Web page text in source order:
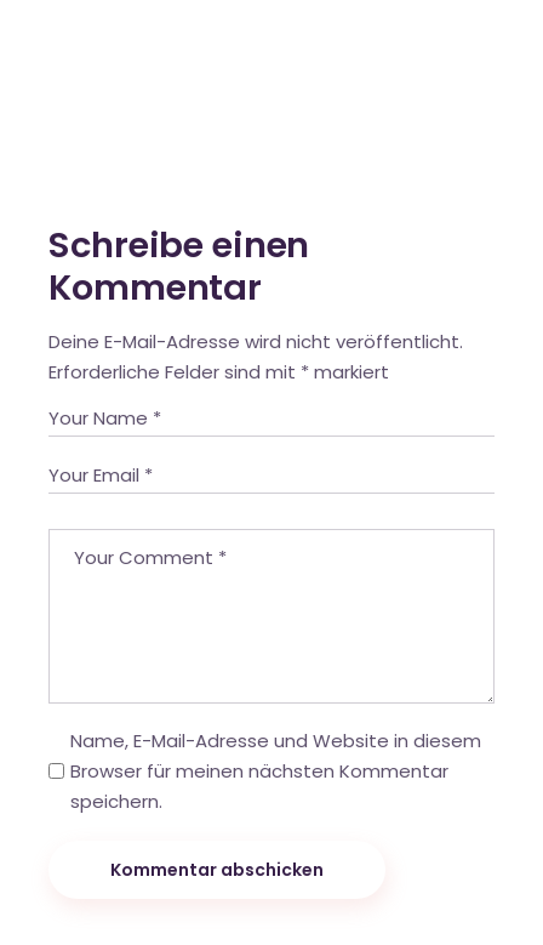
Schreibe einen
Kommentar
Deine E-Mail-Adresse wird nicht veröffentlicht.
Erforderliche Felder sind mit * markiert
Name, E-Mail-Adresse und Website in diesem
Browser für meinen nächsten Kommentar
speichern.
Kommentar abschicken